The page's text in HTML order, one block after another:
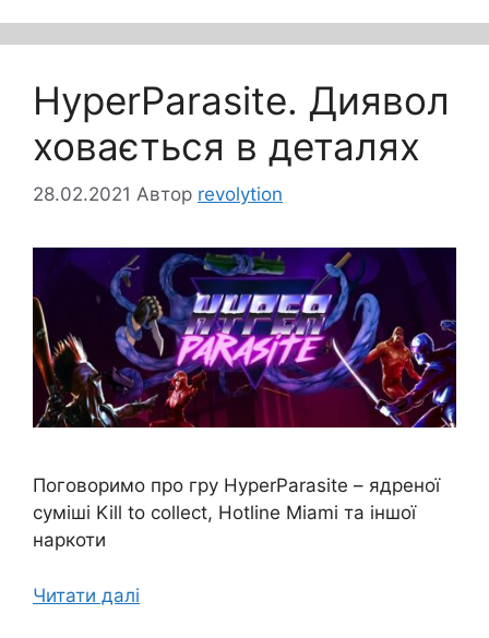
HyperParasite. Диявол
ховається в деталях
28.02.2021 Автор revolytion
Поговоримо про гру HyperParasite – ядреної
суміші Kill to collect, Hotline Miami та іншої
наркоти
Читати далі